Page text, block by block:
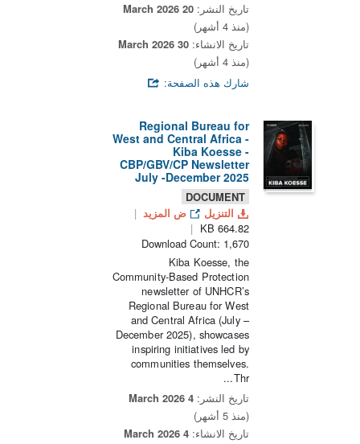
تاريخ النشر: 20 March 2026
(منذ 4 أشهر)
تاريخ الانشاء: 30 March 2026
(منذ 4 أشهر)
شارك هذه الصفحة:
Regional Bureau for
West and Central Africa -
Kiba Koesse -
CBP/GBV/CP Newsletter
July -December 2025
DOCUMENT
التنزيل
ض المزيد
664.82 KB
Download Count: 1,670
Kiba Koesse, the
Community‑Based Protection
newsletter of UNHCR’s
Regional Bureau for West
and Central Africa (July –
December 2025), showcases
inspiring initiatives led by
communities themselves.
Thr...
تاريخ النشر: 4 March 2026
(منذ 5 أشهر)
تاريخ الانشاء: 4 March 2026